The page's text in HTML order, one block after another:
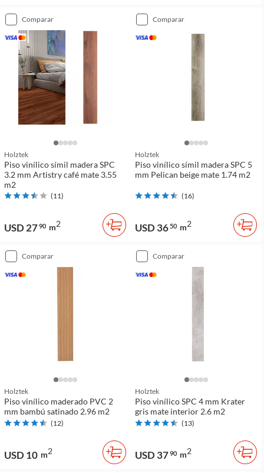
comparar
Holztek
Piso vinílico símil madera SPC
3.2 mm Artistry café mate 3.55
m2
(11)
USD 2790 m2
comparar
Holztek
Piso vinílico símil madera SPC 5
mm Pelican beige mate 1.74 m2
(16)
USD 3650 m2
comparar
Holztek
Piso vinílico maderado PVC 2
mm bambú satinado 2.96 m2
(12)
USD 10 m2
comparar
Holztek
Piso vinílico SPC 4 mm Krater
gris mate interior 2.6 m2
(13)
USD 3790 m2